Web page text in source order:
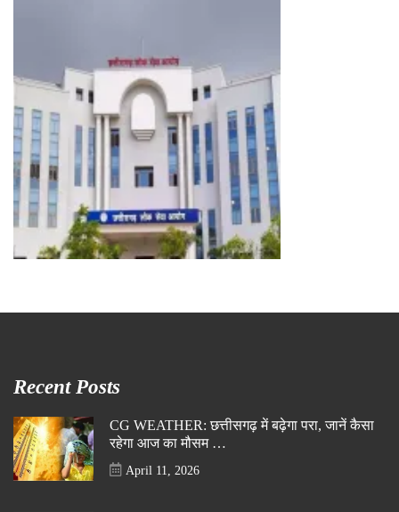
Recent Posts
CG WEATHER: छत्तीसगढ़ में बढ़ेगा परा, जानें कैसा
रहेगा आज का मौसम …
April 11, 2026